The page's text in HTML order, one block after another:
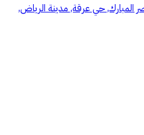
المبارك, حي عرقة, مدينة الرياض,